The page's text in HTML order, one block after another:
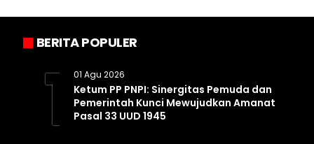
BERITA POPULER
1 01 Agu 2026
Ketum PP PNPI: Sinergitas Pemuda dan
Pemerintah Kunci Mewujudkan Amanat
Pasal 33 UUD 1945